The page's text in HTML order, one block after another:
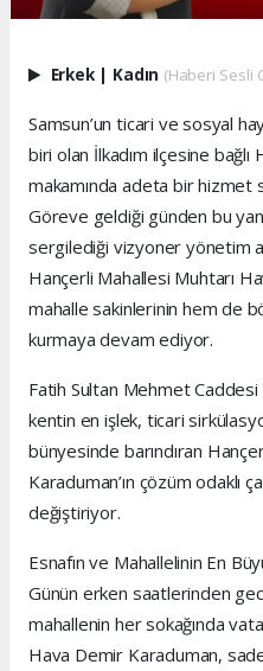
Erkek | Kadın (Haberi Sesli
Samsun’un ticari ve sosyal
biri olan İlkadım ilçesine
makamında adeta bir
Göreve geldiği günden bu
sergilediği vizyoner yönetim
Hançerli Mahallesi Muhtarı
mahalle sakinlerinin hem de
kurmaya devam ediyor.
Fatih Sultan Mehmet
kentin en işlek, ticari
bünyesinde barındıran
Karaduman’ın çözüm odaklı
değiştiriyor.
Esnafın ve Mahallelinin En
Günün erken saatlerinden
mahallenin her sokağında
Hava Demir Karaduman,